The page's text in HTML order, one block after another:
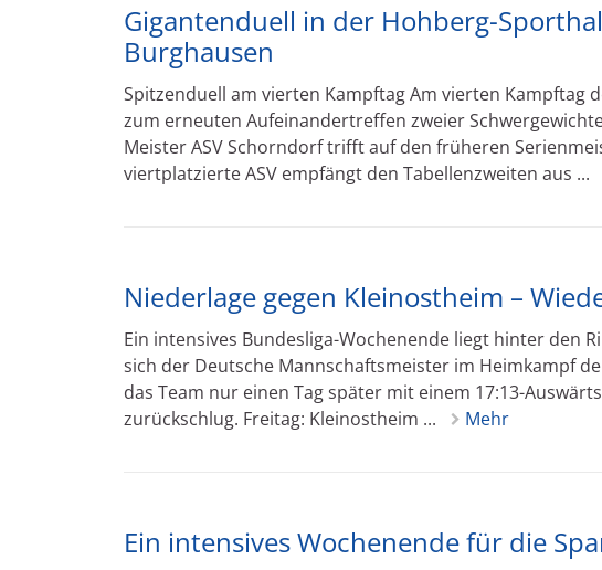
Gigantenduell in der Hohberg-
Burghausen
Spitzenduell am vierten Kampftag Am vierten Kampftag
zum erneuten Aufeinandertreffen zweier
Meister ASV Schorndorf trifft auf den früheren
viertplatzierte ASV empfängt den Tabellenzweiten aus ...
Niederlage gegen Kleinostheim –
Ein intensives Bundesliga-Wochenende liegt hinter den
sich der Deutsche Mannschaftsmeister im Heimkampf
das Team nur einen Tag später mit einem 17:13-
zurückschlug. Freitag: Kleinostheim ...
Mehr
Ein intensives Wochenende für die